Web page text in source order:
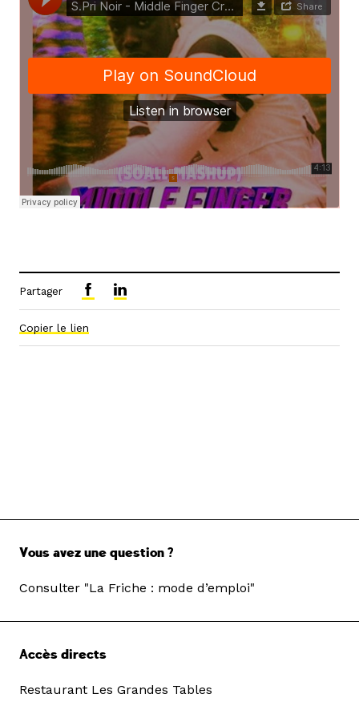
Partager
Copier le lien
Vous avez une question ?
Consulter "La Friche : mode d’emploi"
Accès directs
Restaurant Les Grandes Tables